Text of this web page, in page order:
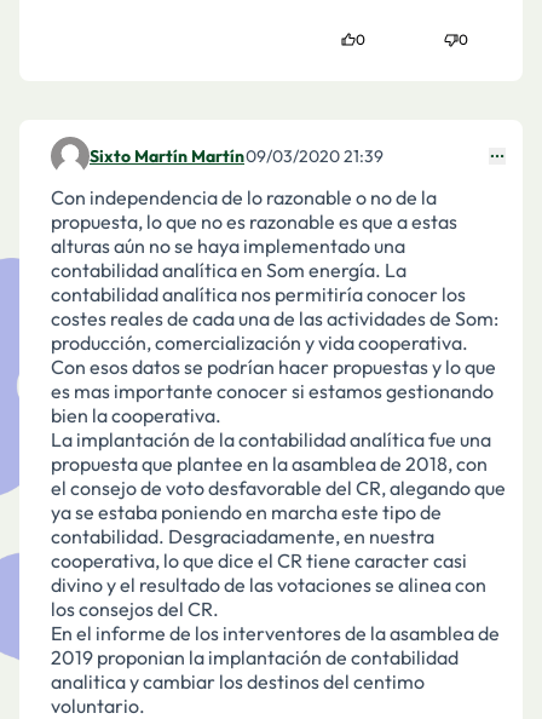
0 0
Comentari 1902
Sixto Martín Martín09/03/2020 21:39
Con independencia de lo razonable o no de la
propuesta, lo que no es razonable es que a estas
alturas aún no se haya implementado una
contabilidad analítica en Som energía. La
contabilidad analítica nos permitiría conocer los
costes reales de cada una de las actividades de Som:
producción, comercialización y vida cooperativa.
Con esos datos se podrían hacer propuestas y lo que
es mas importante conocer si estamos gestionando
bien la cooperativa.
La implantación de la contabilidad analítica fue una
propuesta que plantee en la asamblea de 2018, con
el consejo de voto desfavorable del CR, alegando que
ya se estaba poniendo en marcha este tipo de
contabilidad. Desgraciadamente, en nuestra
cooperativa, lo que dice el CR tiene caracter casi
divino y el resultado de las votaciones se alinea con
los consejos del CR.
En el informe de los interventores de la asamblea de
2019 proponian la implantación de contabilidad
analitica y cambiar los destinos del centimo
voluntario.